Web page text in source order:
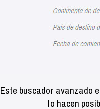
Este buscador avanzado
lo hacen